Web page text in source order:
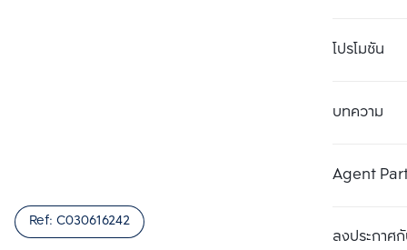
โปรโมชัน
บทความ
Agent
ลงประกาศกั
Ref: C030616242 เปรียบเทียบ